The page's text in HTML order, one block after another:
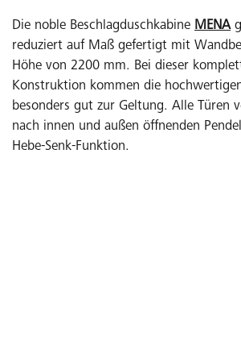
Die noble Beschlagduschkabine MENA
reduziert auf Maß gefertigt mit
Höhe von 2200 mm. Bei dieser
Konstruktion kommen die
besonders gut zur Geltung. Alle Türen
nach innen und außen öffnenden
Hebe-Senk-Funktion.